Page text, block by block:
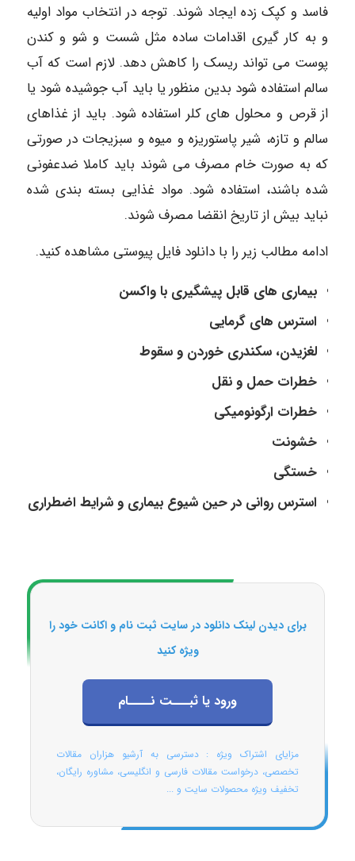
فاسد و کپک زده ایجاد شوند. توجه در انتخاب مواد اولیه
و به کار گیری اقدامات ساده مثل شست و شو و کندن
پوست می تواند ریسک را کاهش دهد. لازم است که آب
سالم استفاده شود بدین منظور یا باید آب جوشیده شود یا
از قرص و محلول های کلر استفاده شود. باید از غذاهای
سالم و تازه، شیر پاستوریزه و میوه و سبزیجات در صورتی
که به صورت خام مصرف می شوند باید کاملا ضدعفونی
شده باشند، استفاده شود. مواد غذایی بسته بندی شده
نباید بیش از تاریخ انقضا مصرف شوند.
ادامه مطالب زیر را با دانلود فایل پیوستی مشاهده کنید.
بیماری های قابل پیشگیری با واکسن
استرس های گرمایی
لغزیدن، سکندری خوردن و سقوط
خطرات حمل و نقل
خطرات ارگونومیکی
خشونت
خستگی
استرس روانی در حین شیوع بیماری و شرایط اضطراری
برای دیدن لینک دانلود در سایت ثبت نام و اکانت خود را
ویژه کنید
ورود یا ثبـــت نــــام
مزایای اشتراک ویژه : دسترسی به آرشیو هزاران مقالات
تخصصی، درخواست مقالات فارسی و انگلیسی، مشاوره رایگان،
تخفیف ویژه محصولات سایت و ...